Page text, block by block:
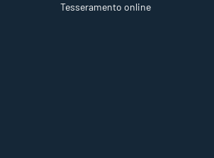
Tesseramento online